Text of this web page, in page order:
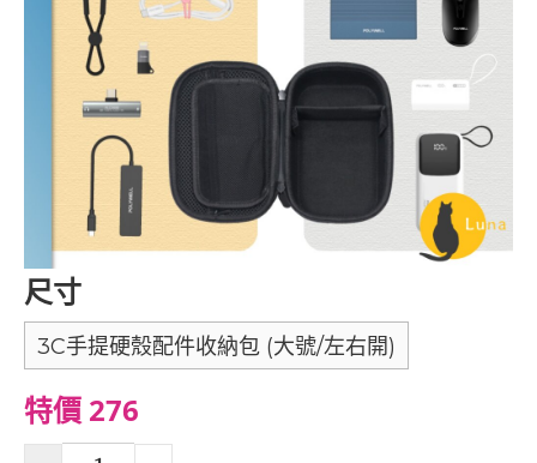
尺寸
3C手提硬殼配件收納包 (大號/左右開)
特價 276